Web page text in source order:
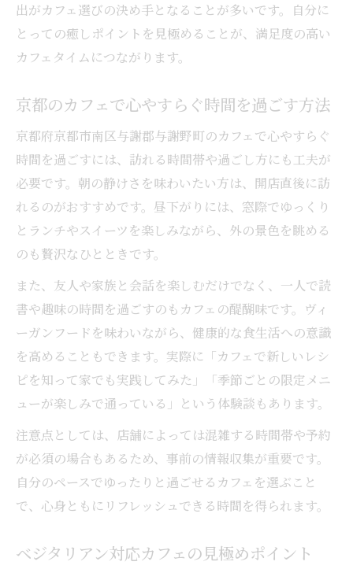
出がカフェ選びの決め手となることが多いです。自分に
とっての癒しポイントを見極めることが、満足度の高い
カフェタイムにつながります。
京都のカフェで心やすらぐ時間を過ごす方法
京都府京都市南区与謝郡与謝野町のカフェで心やすらぐ
時間を過ごすには、訪れる時間帯や過ごし方にも工夫が
必要です。朝の静けさを味わいたい方は、開店直後に訪
れるのがおすすめです。昼下がりには、窓際でゆっくり
とランチやスイーツを楽しみながら、外の景色を眺める
のも贅沢なひとときです。
また、友人や家族と会話を楽しむだけでなく、一人で読
書や趣味の時間を過ごすのもカフェの醍醐味です。ヴィ
ーガンフードを味わいながら、健康的な食生活への意識
を高めることもできます。実際に「カフェで新しいレシ
ピを知って家でも実践してみた」「季節ごとの限定メニ
ューが楽しみで通っている」という体験談もあります。
注意点としては、店舗によっては混雑する時間帯や予約
が必須の場合もあるため、事前の情報収集が重要です。
自分のペースでゆったりと過ごせるカフェを選ぶこと
で、心身ともにリフレッシュできる時間を得られます。
ベジタリアン対応カフェの見極めポイント